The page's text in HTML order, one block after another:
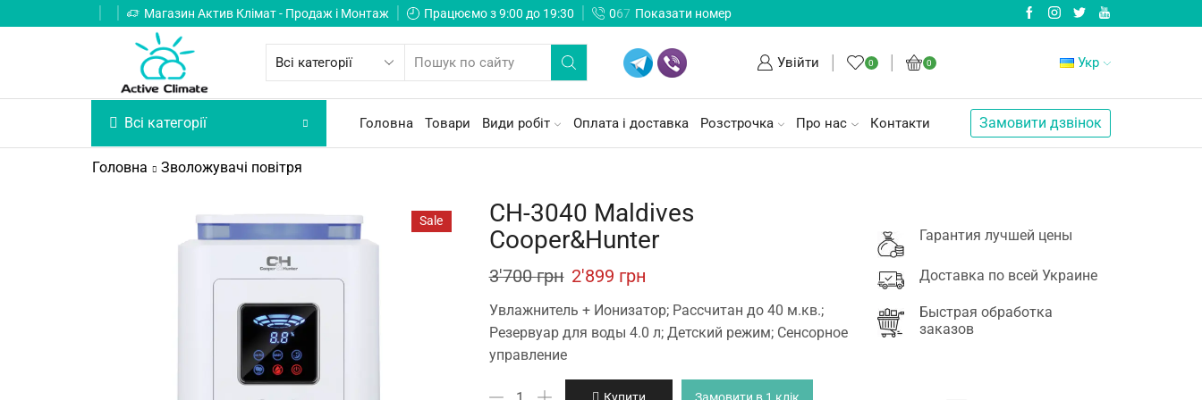
Магазин Актив Клімат - Продаж і Монтаж Працюємо з 9:00 до 19:30 067 Показати номер
Увійти 0 0 Укр
Всі категорії Головна Товари Види робіт Оплата і доставка Розстрочка Про нас Контакти Замовити дзвінок
Головна Зволожувачі повітря
Sale
CH-3040 Maldives
Cooper&Hunter
3'700грн Original
price
was:
2'899 грн
price
is:
Увлажнитель + Ионизатор; Рассчитан до 40 м.кв.;
Резервуар для воды 4.0 л; Детский режим; Сенсорное
управление
Гарантия лучшей цены
Доставка по всей Украине
Быстрая обработка
заказов